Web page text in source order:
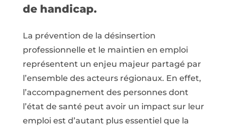
de handicap.
La prévention de la désinsertion
professionnelle et le maintien en emploi
représentent un enjeu majeur partagé par
l’ensemble des acteurs régionaux. En effet,
l’accompagnement des personnes dont
l’état de santé peut avoir un impact sur leur
emploi est d’autant plus essentiel que la